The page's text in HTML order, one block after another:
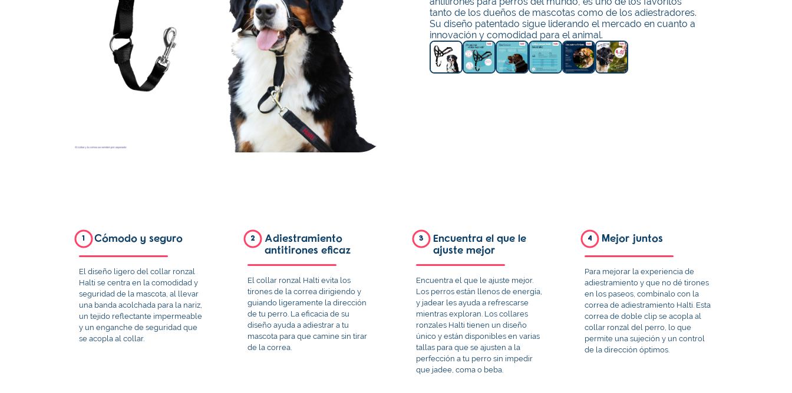
tanto de los dueños de mascotas como de los adiestradores.
Su diseño patentado sigue liderando el mercado en cuanto a
innovación y comodidad para el animal.
1 Cómodo y seguro
El diseño ligero del collar ronzal
Halti se centra en la comodidad y
seguridad de la mascota, al llevar
una banda acolchada para la nariz,
un tejido reflectante impermeable
y un enganche de seguridad que
se acopla al collar.
2
Adiestramiento
antitirones eficaz
El collar ronzal Halti evita los
tirones de la correa dirigiendo y
guiando ligeramente la dirección
de tu perro. La eficacia de su
diseño ayuda a adiestrar a tu
mascota para que camine sin tirar
de la correa.
3
Encuentra el que le
ajuste mejor
Encuentra el que le ajuste mejor.
Los perros están llenos de energía,
y jadear les ayuda a refrescarse
mientras exploran. Los collares
ronzales Halti tienen un diseño
único y están disponibles en varias
tallas para que se ajusten a la
perfección a tu perro sin impedir
que jadee, coma o beba.
4 Mejor juntos
Para mejorar la experiencia de
adiestramiento y que no dé tirones
en los paseos, combínalo con la
correa de adiestramiento Halti. Esta
correa de doble clip se acopla al
collar ronzal del perro, lo que
permite una sujeción y un control
de la dirección óptimos.